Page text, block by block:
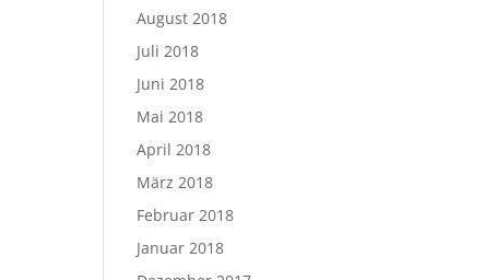
August 2018
Juli 2018
Juni 2018
Mai 2018
April 2018
März 2018
Februar 2018
Januar 2018